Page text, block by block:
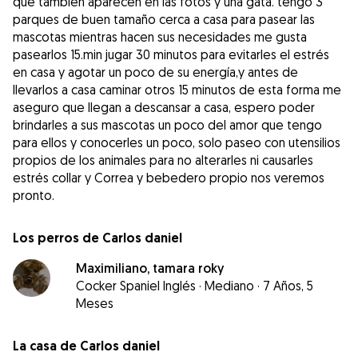
parques de buen tamaño cerca a casa para pasear las
mascotas mientras hacen sus necesidades me gusta
pasearlos 15.min jugar 30 minutos para evitarles el estrés
en casa y agotar un poco de su energía,y antes de
llevarlos a casa caminar otros 15 minutos de esta forma me
aseguro que llegan a descansar a casa, espero poder
brindarles a sus mascotas un poco del amor que tengo
para ellos y conocerles un poco, solo paseo con utensilios
propios de los animales para no alterarles ni causarles
estrés collar y Correa y bebedero propio nos veremos
pronto.
Los perros de Carlos daniel
Maximiliano, tamara roky
Cocker Spaniel Inglés · Mediano · 7 Años, 5
Meses
La casa de Carlos daniel